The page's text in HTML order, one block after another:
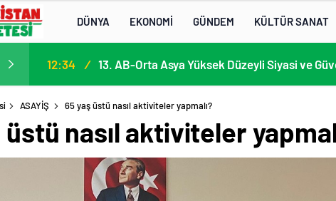
DÜNYA EKONOMİ GÜNDEM KÜLTÜR SANAT
12:34 /
ASAYİŞ 65 yaş üstü nasıl aktiviteler yapmalı?
üstü nasıl aktiviteler